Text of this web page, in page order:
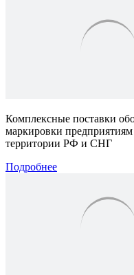
Комплексные поставки
маркировки предприятиям
территории РФ и СНГ
Подробнее